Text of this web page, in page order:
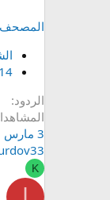
المصحف
14 أبريل 2019
الردود
3 مارس 2021
K